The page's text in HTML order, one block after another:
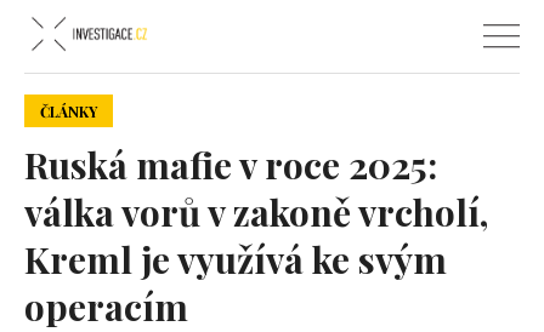
ČLÁNKY
Ruská mafie v roce 2025:
válka vorů v zakoně vrcholí,
Kreml je využívá ke svým
operacím